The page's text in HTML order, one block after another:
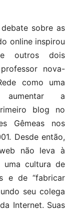
sobre as
online inspirou
outros dois
nova-
como uma
aumentar a
blog no
Gêmeas nos
Desde então,
não leva à
uma cultura de
e de “fabricar
seu colega
Internet. Suas